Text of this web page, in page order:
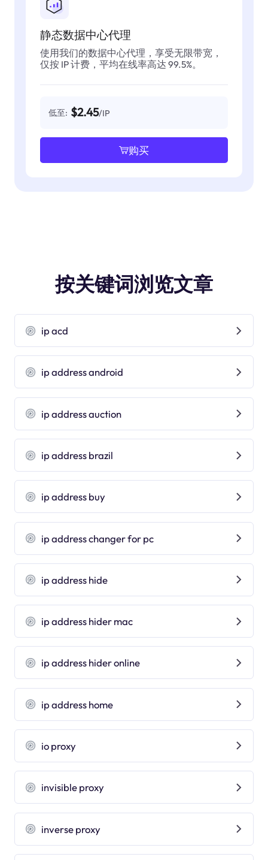
静态数据中心代理
使用我们的数据中心代理，享受无限带宽，
仅按 IP 计费，平均在线率高达 99.5%。
低至: $2.45/IP
购买
按关键词浏览文章
ip acd
ip address android
ip address auction
ip address brazil
ip address buy
ip address changer for pc
ip address hide
ip address hider mac
ip address hider online
ip address home
io proxy
invisible proxy
inverse proxy